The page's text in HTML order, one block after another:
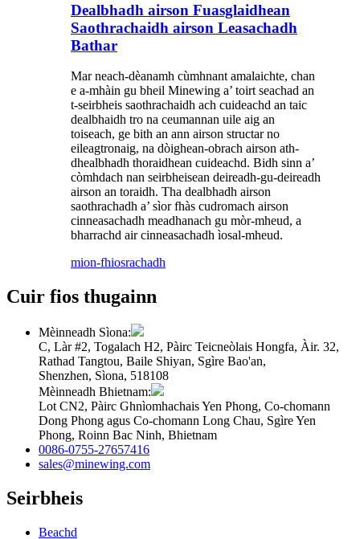
Dealbhadh airson Fuasglaidhean
Saothrachaidh airson Leasachadh
Bathar
Mar neach-dèanamh cùmhnant amalaichte, chan
e a-mhàin gu bheil Minewing a’ toirt seachad an
t-seirbheis saothrachaidh ach cuideachd an taic
dealbhaidh tro na ceumannan uile aig an
toiseach, ge bith an ann airson structar no
eileagtronaig, na dòighean-obrach airson ath-
dhealbhadh thoraidhean cuideachd. Bidh sinn a’
còmhdach nan seirbheisean deireadh-gu-deireadh
airson an toraidh. Tha dealbhadh airson
saothrachadh a’ sìor fhàs cudromach airson
cinneasachadh meadhanach gu mòr-mheud, a
bharrachd air cinneasachadh ìosal-mheud.
mion-fhiosrachadh
Cuir fios thugainn
Mèinneadh Sìona:
C, Làr #2, Togalach H2, Pàirc Teicneòlais Hongfa, Àir. 32,
Rathad Tangtou, Baile Shiyan, Sgìre Bao'an,
Shenzhen, Sìona, 518108
Mèinneadh Bhietnam:
Lot CN2, Pàirc Ghnìomhachais Yen Phong, Co-chomann
Dong Phong agus Co-chomann Long Chau, Sgìre Yen
Phong, Roinn Bac Ninh, Bhietnam
0086-0755-27657416
sales@minewing.com
Seirbheis
Beachd